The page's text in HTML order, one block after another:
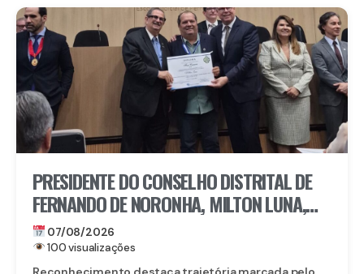
PRESIDENTE DO CONSELHO DISTRITAL DE
FERNANDO DE NORONHA, MILTON LUNA,
RECEBE MEDALHA DO MÉRITO ELEITORAL
FREI CANECA, UMA DAS MAIORES
07/08/2026
100 visualizações